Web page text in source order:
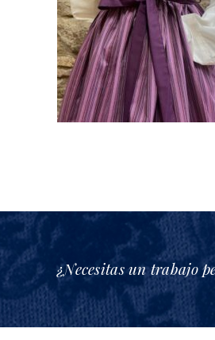
¿Necesitas un trabajo